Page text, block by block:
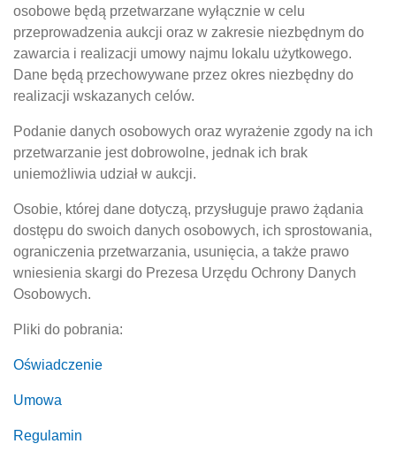
osobowe będą przetwarzane wyłącznie w celu
przeprowadzenia aukcji oraz w zakresie niezbędnym do
zawarcia i realizacji umowy najmu lokalu użytkowego.
Dane będą przechowywane przez okres niezbędny do
realizacji wskazanych celów.
Podanie danych osobowych oraz wyrażenie zgody na ich
przetwarzanie jest dobrowolne, jednak ich brak
uniemożliwia udział w aukcji.
Osobie, której dane dotyczą, przysługuje prawo żądania
dostępu do swoich danych osobowych, ich sprostowania,
ograniczenia przetwarzania, usunięcia, a także prawo
wniesienia skargi do Prezesa Urzędu Ochrony Danych
Osobowych.
Pliki do pobrania:
Oświadczenie
Umowa
Regulamin